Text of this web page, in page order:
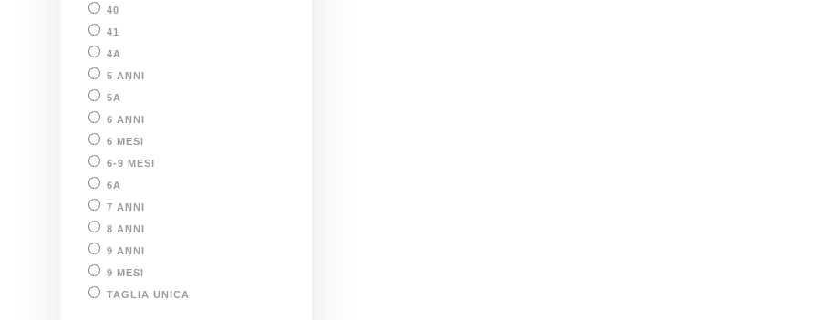
40
41
4A
5 ANNI
5A
6 ANNI
6 MESI
6-9 MESI
6A
7 ANNI
8 ANNI
9 ANNI
9 MESI
TAGLIA UNICA